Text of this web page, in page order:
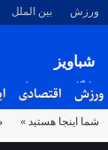
ورزش بین الملل
شباویز
پایگاه خبری شباویز
ورزش اقتصادی
شما اینجا هستید »